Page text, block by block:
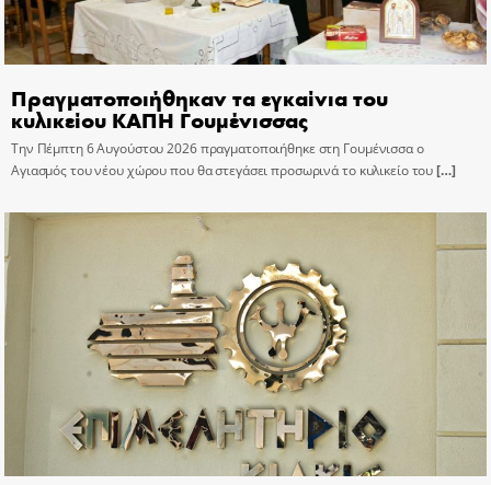
Πραγματοποιήθηκαν τα εγκαίνια του
κυλικείου ΚΑΠΗ Γουμένισσας
Την Πέμπτη 6 Αυγούστου 2026 πραγματοποιήθηκε στη Γουμένισσα ο
Αγιασμός του νέου χώρου που θα στεγάσει προσωρινά το κυλικείο του[…]